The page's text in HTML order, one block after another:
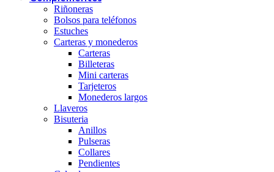
Riñoneras
Bolsos para teléfonos
Estuches
Carteras y monederos
Carteras
Billeteras
Mini carteras
Tarjeteros
Monederos largos
Llaveros
Bisuteria
Anillos
Pulseras
Collares
Pendientes